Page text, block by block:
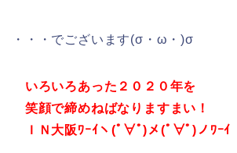
・・・でございます(σ・ω・)σ
いろいろあった２０２０年を
笑顔で締めねばなりますまい！
ＩＮ大阪ﾜｰｲヽ(ﾟ∀ﾟ)メ(ﾟ∀ﾟ)ノﾜｰｲ